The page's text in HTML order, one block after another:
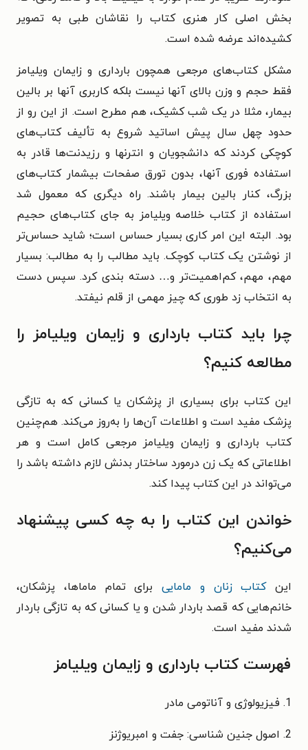
بخش اصلی کار هنری کتاب را نقاشان طبی به تصویر
کشیده‌اند عرضه شده است.
مشکل کتاب‌های مرجعی همچون بارداری و زایمان ویلیامز
فقط حجم و وزن بالای آنها نیست بلکه کاربری آنها بر بالین
بیمار، مثلا در یک شب کشیک، هم مطرح است. از این رو از
حدود چهل سال پیش اساتید شروع به تألیف کتاب‌های
کوچکی کردند که دانشجویان و انترنها و رزیدنت‌ها قادر به
استفاده فوری آنها، بدون تورق صفحات بیشمار کتاب‌های
بزرگ، کنار بالین بیمار باشند. راه دیگری که معمول شد
استفاده از کتاب خلاصه ویلیامز به جای کتاب‌های حجیم
بود. البته این امر کاری بسیار حساس است؛ شاید حساس‌تر
از نوشتن یک کتاب کوچک. باید مطالب را به مطالب: بسیار
مهم، مهم، کم‌اهمیت‌تر و… دسته بندی کرد. سپس دست
به انتخاب زد طوری که چیز مهمی از قلم نیفتد.
چرا باید کتاب بارداری و زایمان ویلیامز را
مطالعه کنیم؟
این کتاب برای بسیاری از پزشکان یا کسانی که به تازگی
پزشک مفید است و اطلاعات آن‌ها را به‌روز می‌کند. هم‌چنین
کتاب بارداری و زایمان ویلیامز مرجعی کامل است و هر
اطلاعاتی که یک زن درمورد ساختار بدنش لازم داشته باشد را
می‌تواند در این کتاب پیدا کند.
خواندن این کتاب را به چه کسی پیشنهاد
می‌کنیم؟
اینکتاب زنان و مامایی برای تمام ماماها، پزشکان،
خانم‌هایی که قصد باردار شدن و یا کسانی که به تازگی باردار
شدند مفید است.
فهرست کتاب بارداری و زایمان ویلیامز
1. فیزیولوژی و آناتومی مادر
2. اصول جنین شناسی: جفت و امبریوژنز